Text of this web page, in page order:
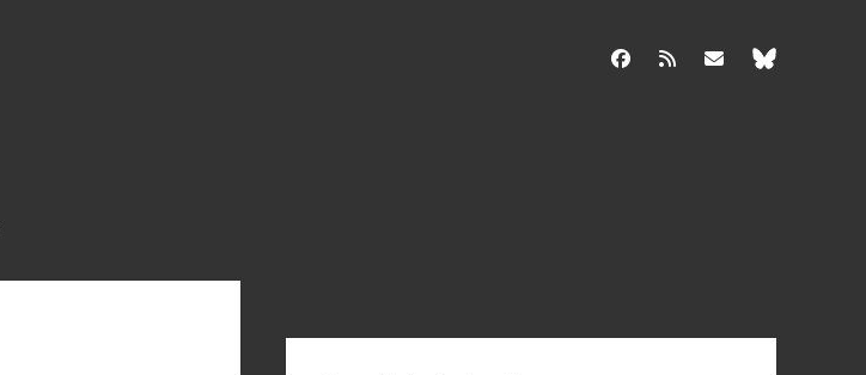
facebook info@aida-archiv.de